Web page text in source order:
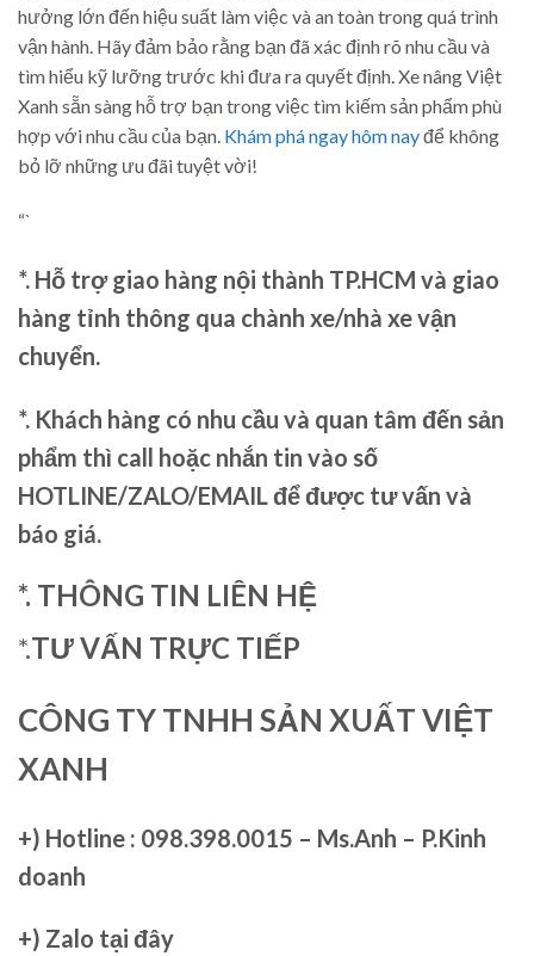
hưởng lớn đến hiệu suất làm việc và an toàn trong quá trình
vận hành. Hãy đảm bảo rằng bạn đã xác định rõ nhu cầu và
tìm hiểu kỹ lưỡng trước khi đưa ra quyết định. Xe nâng Việt
Xanh sẵn sàng hỗ trợ bạn trong việc tìm kiếm sản phẩm phù
hợp với nhu cầu của bạn. Khám phá ngay hôm nayđể không
bỏ lỡ những ưu đãi tuyệt vời!
“`
*. Hỗ trợ giao hàng nội thành TP.HCM và giao
hàng tỉnh thông qua chành xe/nhà xe vận
chuyển.
*. Khách hàng có nhu cầu và quan tâm đến sản
phẩm thì call hoặc nhắn tin vào số
HOTLINE/ZALO/EMAIL để được tư vấn và
báo giá.
*. THÔNG TIN LIÊN HỆ
*.TƯ VẤN TRỰC TIẾP
CÔNG TY TNHH SẢN XUẤT VIỆT
XANH
+) Hotline : 098.398.0015 – Ms.Anh – P.Kinh
doanh
+) Zalo tại đây